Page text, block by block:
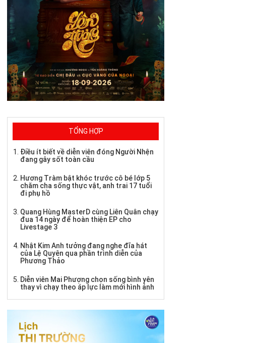
TỔNG HỢP
Điều ít biết về diễn viên đóng Người Nhện
đang gây sốt toàn cầu
Hương Tràm bật khóc trước cô bé lớp 5
chăm cha sống thực vật, anh trai 17 tuổi
đi phụ hồ
Quang Hùng MasterD cùng Liên Quân chạy
đua 14 ngày để hoàn thiện EP cho
Livestage 3
Nhật Kim Anh tưởng đang nghe đĩa hát
của Lệ Quyên qua phần trình diễn của
Phương Thảo
Diễn viên Mai Phượng chọn sống bình yên
thay vì chạy theo áp lực làm mới hình ảnh